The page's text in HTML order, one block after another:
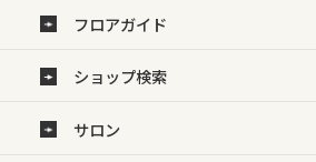
フロアガイド
ショップ検索
サロン